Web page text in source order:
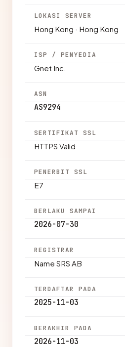
LOKASI SERVER
Hong Kong · Hong Kong
ISP / PENYEDIA
Gnet Inc.
ASN
AS9294
SERTIFIKAT SSL
HTTPS Valid
PENERBIT SSL
E7
BERLAKU SAMPAI
2026-07-30
REGISTRAR
Name SRS AB
TERDAFTAR PADA
2025-11-03
BERAKHIR PADA
2026-11-03